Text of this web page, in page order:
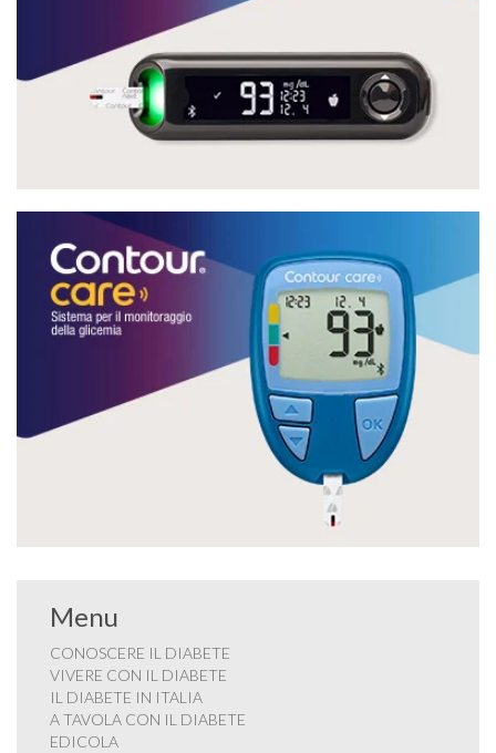
Menu
CONOSCERE IL DIABETE
VIVERE CON IL DIABETE
IL DIABETE IN ITALIA
A TAVOLA CON IL DIABETE
EDICOLA